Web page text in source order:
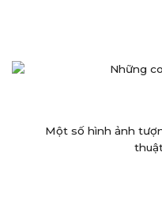
Một số hình ảnh